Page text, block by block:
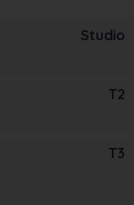
Studio
T2
T3